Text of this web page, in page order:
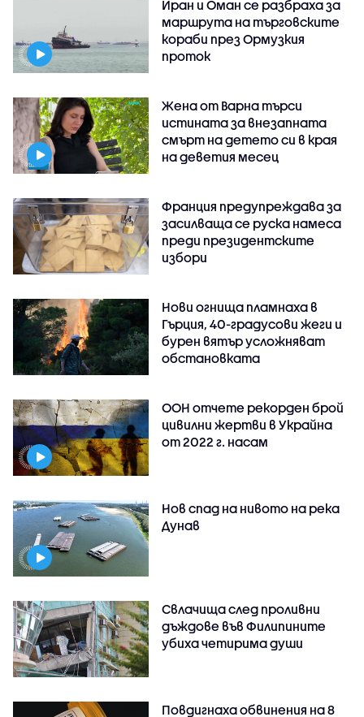
Иран и Оман се разбраха за
маршрута на търговските
кораби през Ормузкия
проток
Жена от Варна търси
истината за внезапната
смърт на детето си в края
на деветия месец
Франция предупреждава за
засилваща се руска намеса
преди президентските
избори
Нови огнища пламнаха в
Гърция, 40-градусови жеги и
бурен вятър усложняват
обстановката
ООН отчете рекорден брой
цивилни жертви в Украйна
от 2022 г. насам
Нов спад на нивото на река
Дунав
Свлачища след проливни
дъждове във Филипините
убиха четирима души
Повдигнаха обвинения на 8